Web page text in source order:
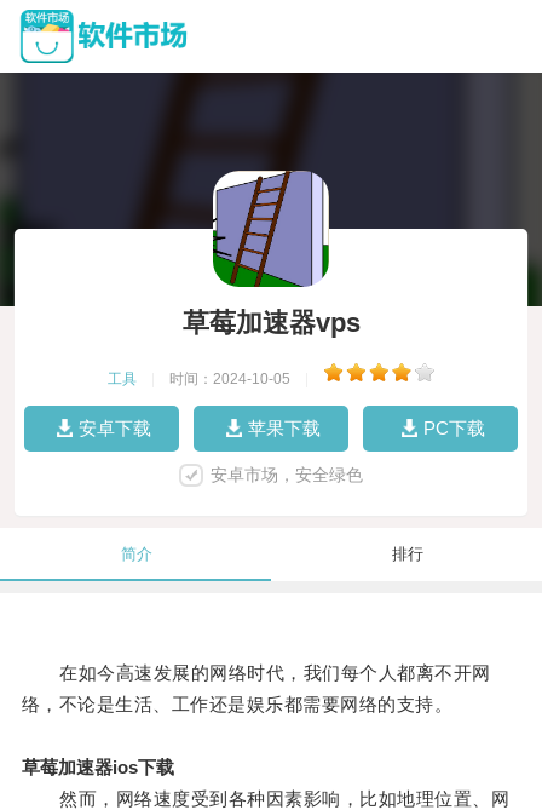
草莓加速器vps
工具 时间：2024-10-05
安卓下载 苹果下载 PC下载
安卓市场，安全绿色
简介 排行
在如今高速发展的网络时代，我们每个人都离不开网
络，不论是生活、工作还是娱乐都需要网络的支持。
草莓加速器ios下载
然而，网络速度受到各种因素影响，比如地理位置、网